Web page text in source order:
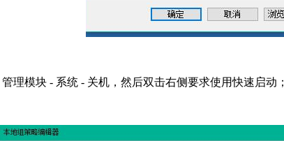
理模块 - 系统 - 关机，然后双击右侧要求使用快速启动；